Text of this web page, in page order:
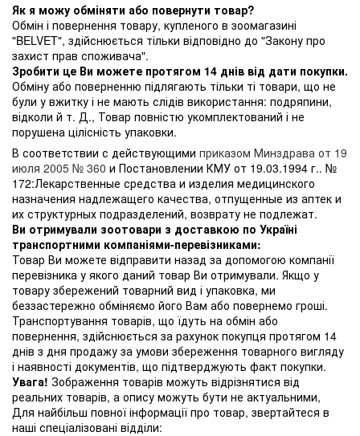
Як я можу обміняти або повернути товар?
Обмін і повернення товару, купленого в зоомагазині
"BELVET", здійснюється тільки відповідно до "Закону про
захист прав споживача".
Зробити це Ви можете протягом 14 днів від дати покупки.
Обміну або поверненню підлягають тільки ті товари, що не
були у вжитку і не мають слідів використання: подряпини,
відколи й т. Д., Товар повністю укомплектований і не
порушена цілісність упаковки.
В соответствии с действующими приказом Минздрава от 19
июля 2005 № 360 и Постановлении КМУ от 19.03.1994 г.. №
172:Лекарственные средства и изделия медицинского
назначения надлежащего качества, отпущенные из аптек и
их структурных подразделений, возврату не подлежат.
Ви отримували зоотовари з доставкою по Україні
транспортними компаніями-перевізниками:
Товар Ви можете відправити назад за допомогою компанії
перевізника у якого даний товар Ви отримували. Якщо у
товару збережений товарний вид і упаковка, ми
беззастережно обміняємо його Вам або повернемо гроші.
Транспортування товарів, що їдуть на обмін або
повернення, здійснюється за рахунок покупця протягом 14
днів з дня продажу за умови збереження товарного вигляду
і наявності документів, що підтверджують факт покупки.
Увага! Зображення товарів можуть відрізнятися від
реальних товарів, а опису можуть бути не актуальними,
Для найбільш повної інформації про товар, звертайтеся в
наші спеціалізовані відділи: